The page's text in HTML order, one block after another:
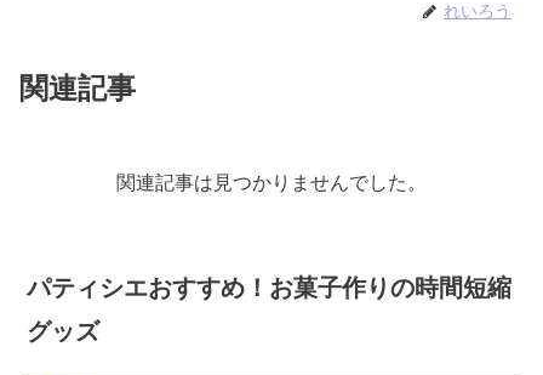
れいろう
関連記事
関連記事は見つかりませんでした。
パティシエおすすめ！お菓子作りの時間短縮
グッズ